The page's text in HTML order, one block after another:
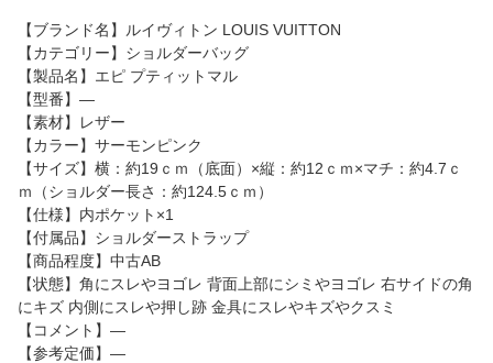
【ブランド名】ルイヴィトン LOUIS VUITTON
【カテゴリー】ショルダーバッグ
【製品名】エピ プティットマル
【型番】―
【素材】レザー
【カラー】サーモンピンク
【サイズ】横：約19ｃｍ（底面）×縦：約12ｃｍ×マチ：約4.7ｃ
ｍ（ショルダー長さ：約124.5ｃｍ）
【仕様】内ポケット×1
【付属品】ショルダーストラップ
【商品程度】中古AB
【状態】角にスレやヨゴレ 背面上部にシミやヨゴレ 右サイドの角
にキズ 内側にスレや押し跡 金具にスレやキズやクスミ
【コメント】―
【参考定価】―